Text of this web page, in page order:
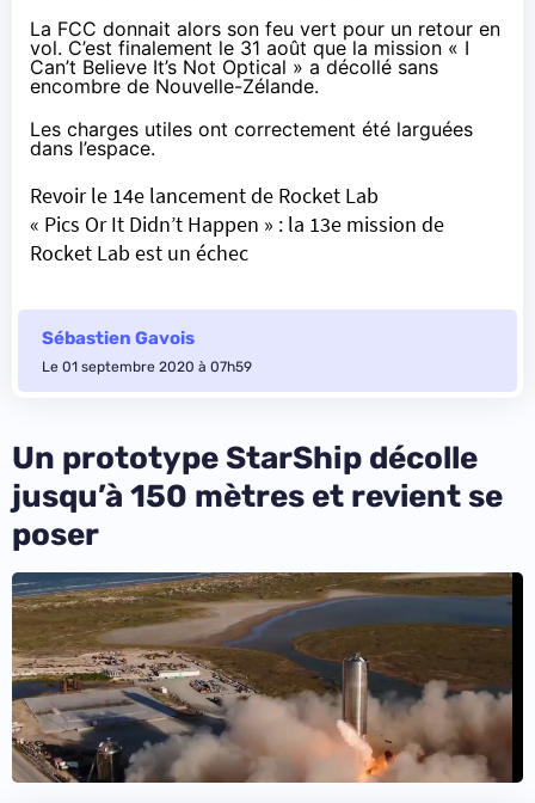
La FCC donnait alors son feu vert pour un retour en
vol. C’est finalement le 31 août que la mission « I
Can’t Believe It’s Not Optical » a décollé sans
encombre de Nouvelle-Zélande.
Les charges utiles ont correctement été larguées
dans l’espace.
Revoir le 14e lancement de Rocket Lab
« Pics Or It Didn’t Happen » : la 13e mission de
Rocket Lab est un échec
Sébastien Gavois
Le 01 septembre 2020 à 07h59
Un prototype StarShip décolle
jusqu’à 150 mètres et revient se
poser